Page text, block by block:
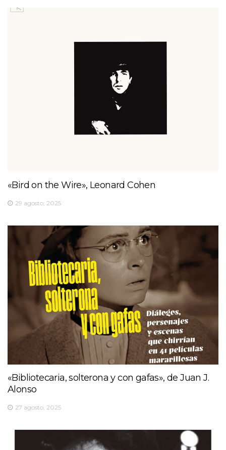
«Bird on the Wire», Leonard Cohen
29 agosto, 2025
«Bibliotecaria, solterona y con gafas», de Juan J.
Alonso
27 agosto, 2025